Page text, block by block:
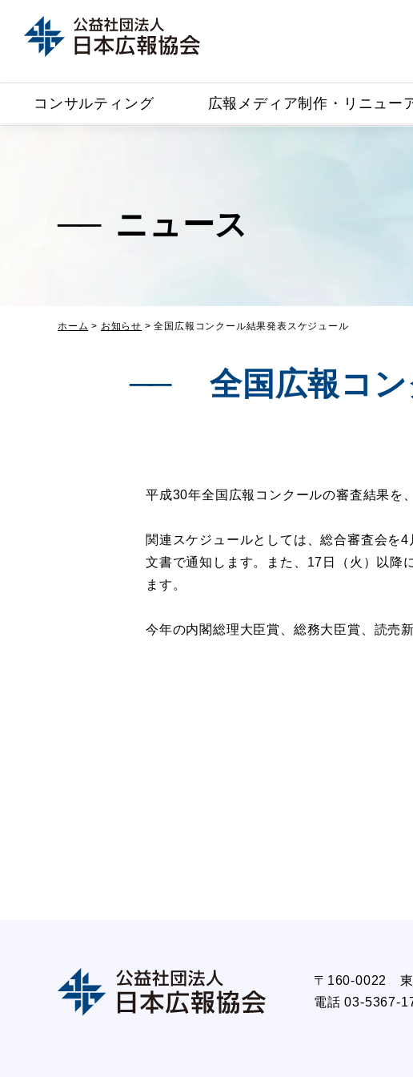
コンサルティング 広報メディア制作・リニュー
ニュース
ホーム > お知らせ >全国広報コンクール結果発表スケジュール
全国広報コ
平成30年全国広報コンクールの審査結果を
関連スケジュールとしては、総合審査会を
文書で通知します。また、17日（火）以
ます。
今年の内閣総理大臣賞、総務大臣賞、読売
〒160-0022
電話 03-5367-